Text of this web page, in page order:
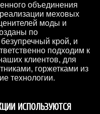
объединения
меховых
моды и
по
крой, и
подходим к
клиентов, для
горжетками из
технологии.
ИСПОЛЬЗУЮТСЯ